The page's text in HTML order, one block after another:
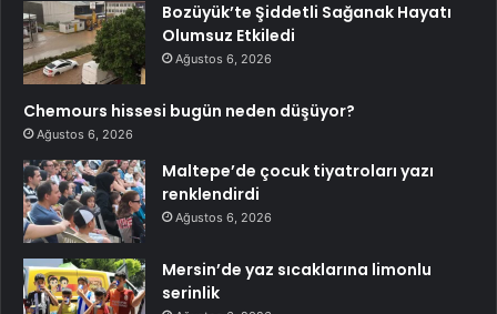
Bozüyük’te Şiddetli Sağanak Hayatı
Olumsuz Etkiledi
Ağustos 6, 2026
Chemours hissesi bugün neden düşüyor?
Ağustos 6, 2026
Maltepe’de çocuk tiyatroları yazı
renklendirdi
Ağustos 6, 2026
Mersin’de yaz sıcaklarına limonlu
serinlik